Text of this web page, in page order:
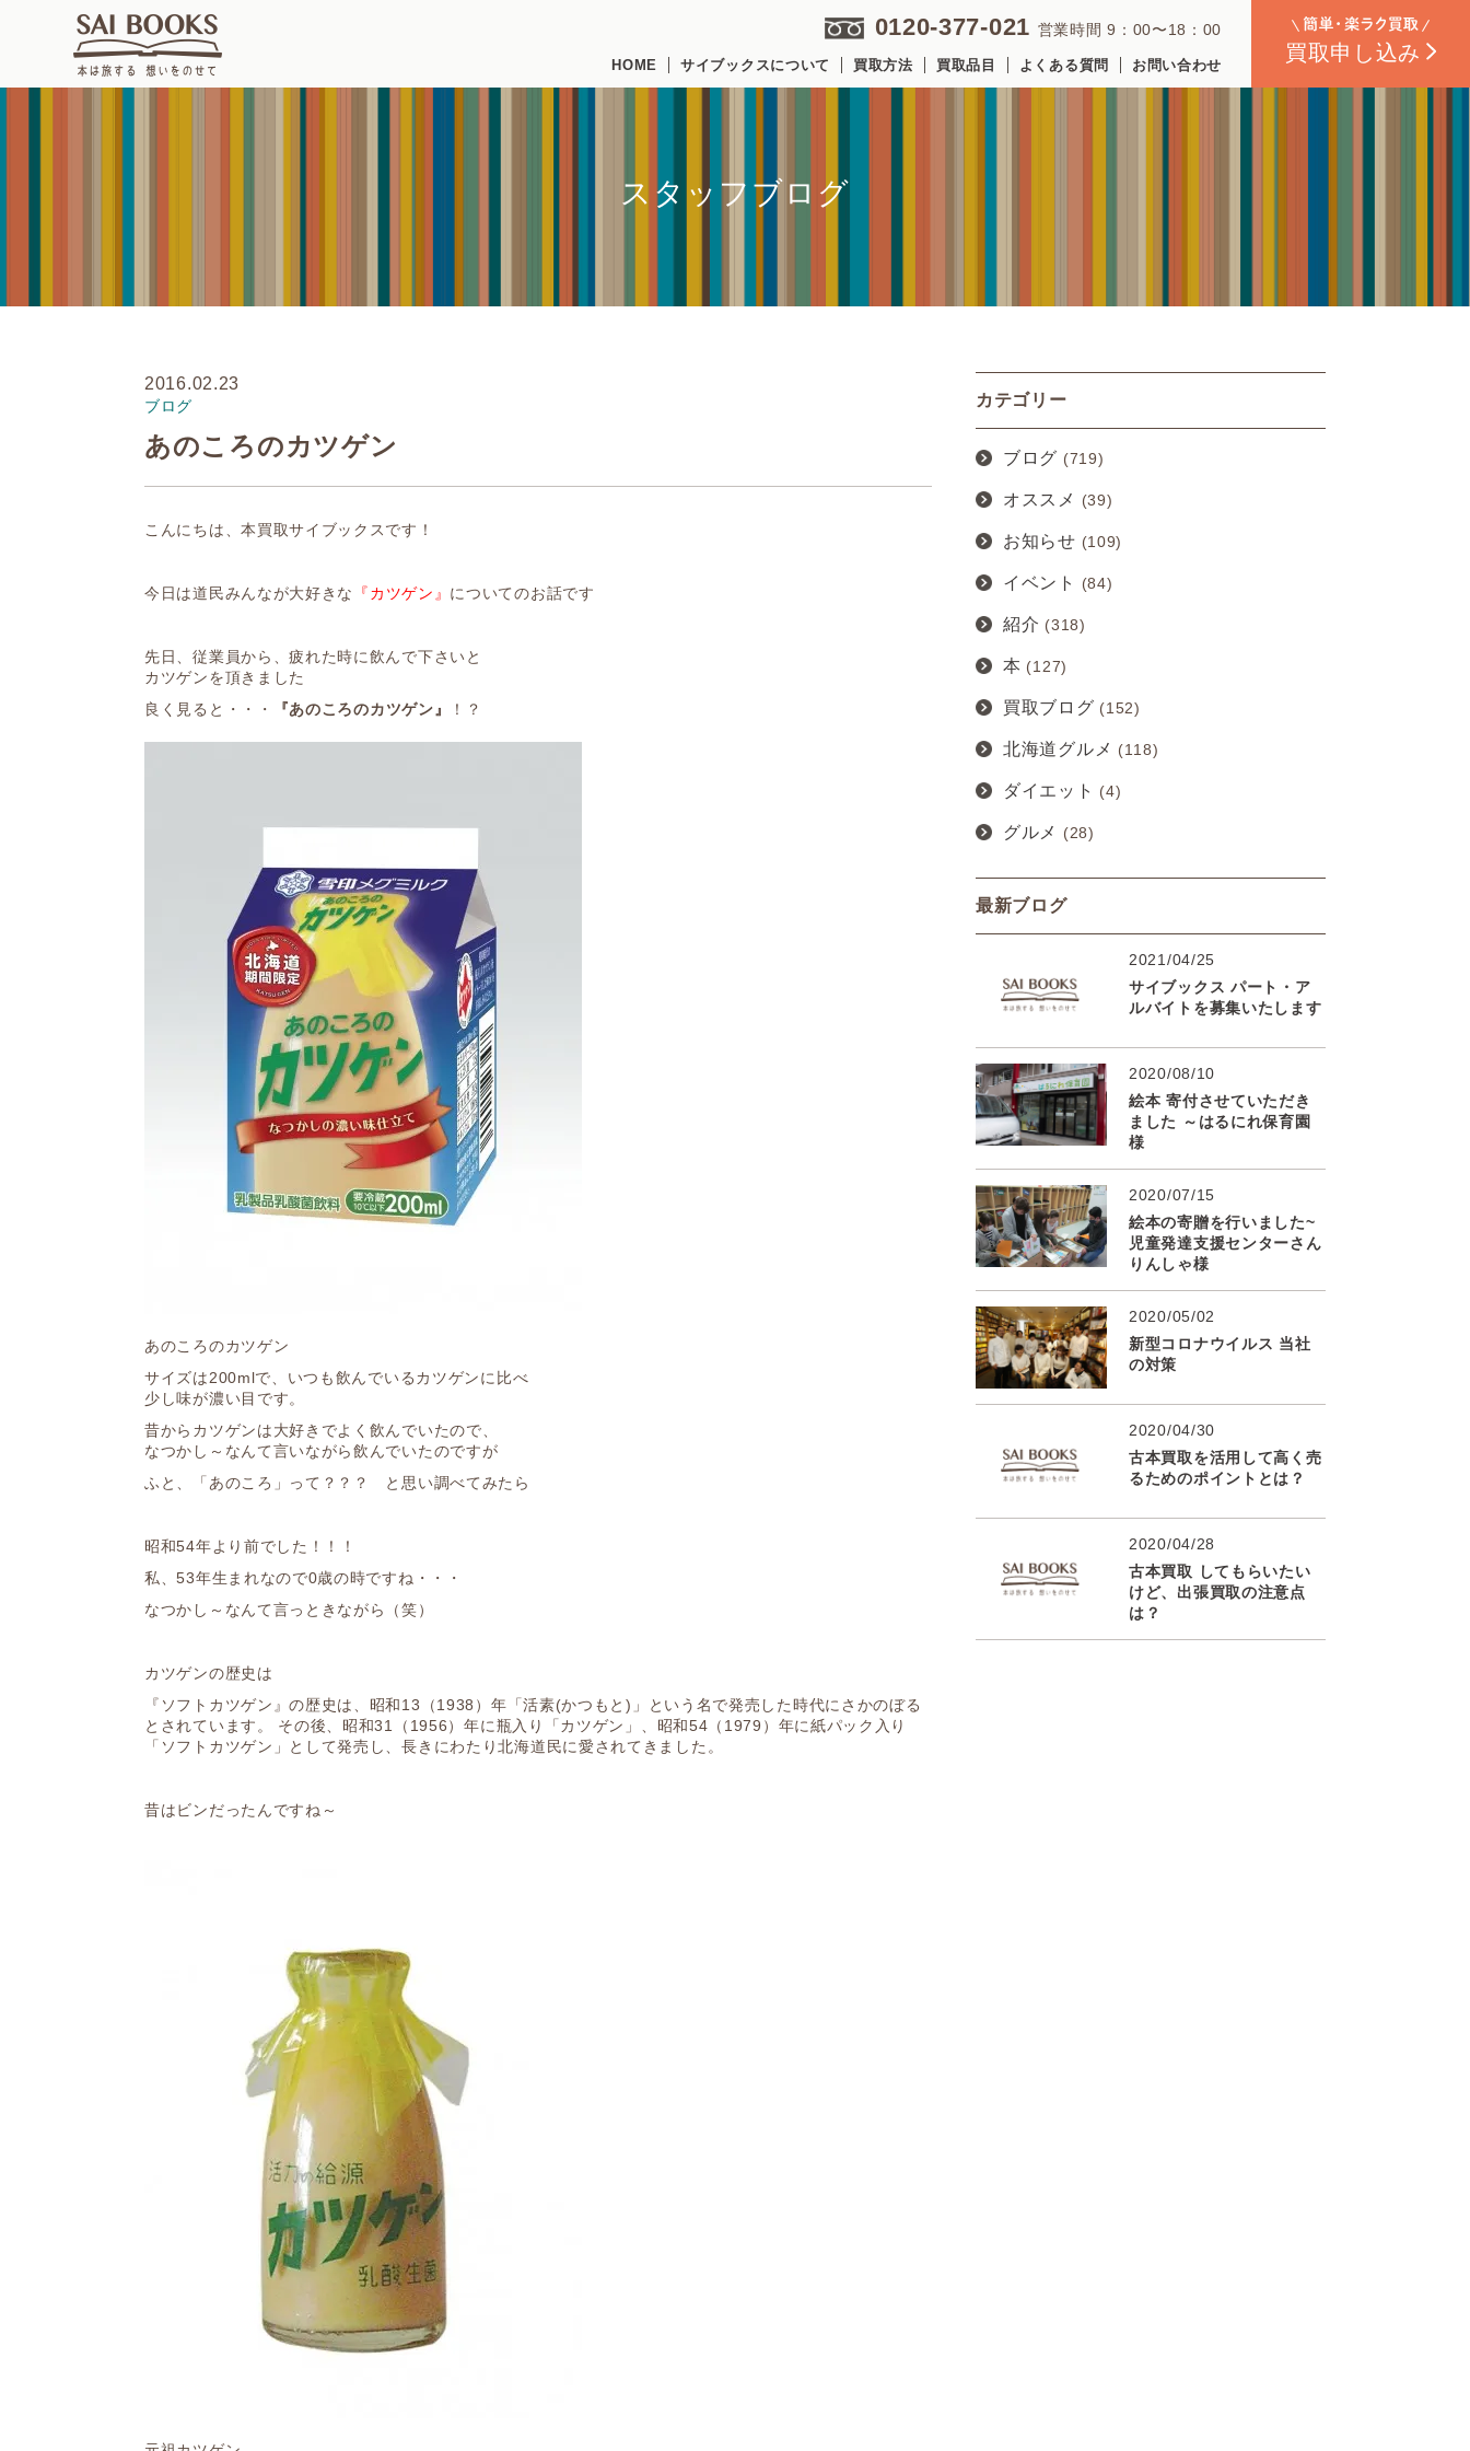
買取申し込み
0120-377-021 営業時間 9：00〜18：00
HOME サイブックスについて 買取方法 買取品目 よくある質問 お問い合わせ
スタッフブログ
2016.02.23
ブログ
あのころのカツゲン
こんにちは、本買取サイブックスです！
今日は道民みんなが大好きな 『カツゲン』 についてのお話です
先日、従業員から、疲れた時に飲んで下さいと
カツゲンを頂きました
良く見ると・・・
『あのころのカツゲン』 ！？
あのころのカツゲン
サイズは200mlで、いつも飲んでいるカツゲンに比べ
少し味が濃い目です。
昔からカツゲンは大好きでよく飲んでいたので、
なつかし～なんて言いながら飲んでいたのですが
ふと、「あのころ」って？？？ と思い調べてみたら
昭和54年より前でした！！！
私、53年生まれなので0歳の時ですね・・・
なつかし～なんて言っときながら（笑）
カツゲンの歴史は
『ソフトカツゲン』の歴史は、昭和13（1938）年「活素(かつもと)」という名で発売した時代にさかのぼる
とされています。 その後、昭和31（1956）年に瓶入り「カツゲン」、昭和54（1979）年に紙パック入り
「ソフトカツゲン」として発売し、長きにわたり北海道民に愛されてきました。
昔はビンだったんですね～
カテゴリー
ブログ (719)
オススメ (39)
お知らせ (109)
イベント (84)
紹介 (318)
本 (127)
買取ブログ (152)
北海道グルメ (118)
ダイエット (4)
グルメ (28)
最新ブログ
2021/04/25
サイブックス パート・ア
ルバイトを募集いたします
2020/08/10
絵本 寄付させていただき
ました ～はるにれ保育園
様
2020/07/15
絵本の寄贈を行いました~
児童発達支援センターさん
りんしゃ様
2020/05/02
新型コロナウイルス 当社
の対策
2020/04/30
古本買取を活用して高く売
るためのポイントとは？
2020/04/28
古本買取 してもらいたい
けど、出張買取の注意点
は？